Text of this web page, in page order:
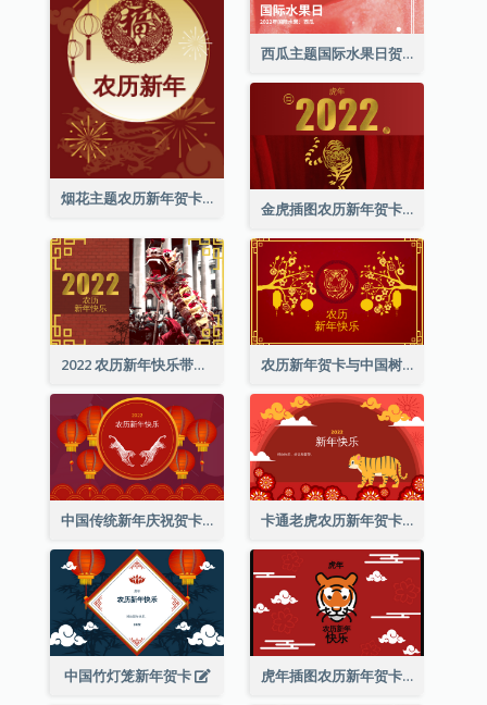
烟花主题农历新年贺卡
西瓜主题国际水果日贺卡
金虎插图农历新年贺卡
2022 农历新年快乐带照片贺卡 农历新年贺卡与中国树插图
中国传统新年庆祝贺卡 卡通老虎农历新年贺卡
中国竹灯笼新年贺卡 虎年插图农历新年贺卡